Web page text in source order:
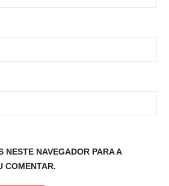
NESTE NAVEGADOR PARA A
COMENTAR.